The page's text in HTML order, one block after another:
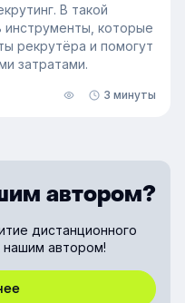
В такой
инструменты, которые
рекрутёра и помогут
затратами.
3 минуты
автором?
дистанционного
нашим автором!